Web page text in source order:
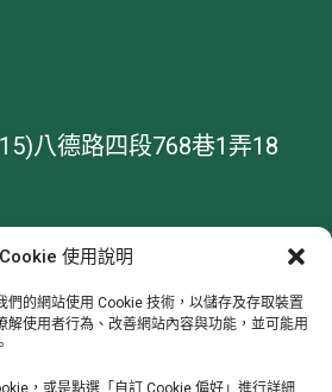
Cookie 使用說明
們的網站使用 Cookie 技術，以儲存及存取裝置
解使用者行為、改善網站內容與功能，並可能用
，或是點選「自訂 Cookie 偏好」進行詳細
八德路四段768巷1弄18
河南路二段262號4樓-8